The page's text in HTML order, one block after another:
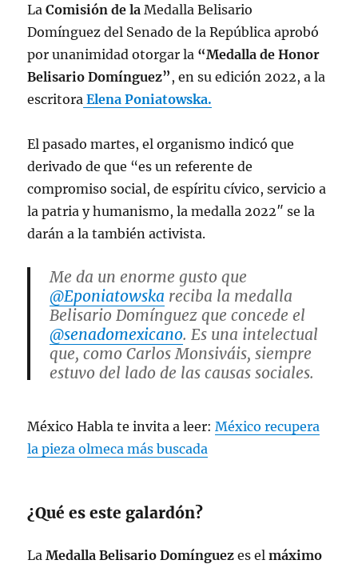
LaComisión de laMedalla Belisario
Domínguez del Senado de la República aprobó
por unanimidad otorgar la “Medalla de Honor
Belisario Domínguez” , en su edición 2022, a la
escritora Elena Poniatowska.
El pasado martes, el organismo indicó que
derivado de que “es un referente de
compromiso social, de espíritu cívico, servicio a
la patria y humanismo, la medalla 2022″ se la
darán a la también activista.
Me da un enorme gusto que
@Eponiatowska reciba la medalla
Belisario Domínguez que concede el
@senadomexicano. Es una intelectual
que, como Carlos Monsiváis, siempre
estuvo del lado de las causas sociales.
— Dra. Claudia Sheinbaum
(@Claudiashein)April 13, 2023
México Habla te invita a leer:México recupera
la pieza olmeca más buscada
¿Qué es este galardón?
LaMedalla Belisario Domínguez es elmáximo